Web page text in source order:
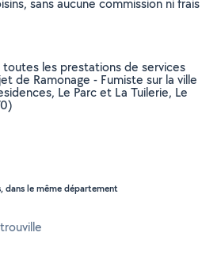
sans aucune commission ni frais
toutes les prestations de services
de Ramonage - Fumiste sur la ville
Le Parc et La Tuilerie, Le
dans le même département